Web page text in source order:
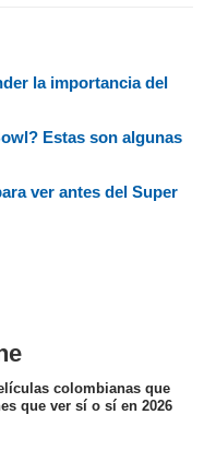
la importancia del
Estas son algunas
ver antes del Super
colombianas que
que ver sí o sí en 2026